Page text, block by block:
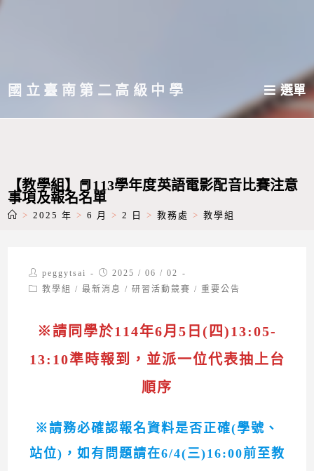
主國立臺南第二高級中學 選單
【教學組】📕113學年度英語電影配音比賽注意
事項及報名名單
> 2025 年 > 6 月 > 2 日 > 教務處 > 教學組
Post
author:
peggytsai
Post
published:
2025 / 06 / 02
Post教學組 / 最新消息 / 研習活動競賽 / 重要公告
※請同學於114年6月5日(四)13:05-
13:10準時報到，並派一位代表抽上台
順序
※請務必確認報名資料是否正確(學號、
站位)，如有問題請在6/4(三)16:00前至教